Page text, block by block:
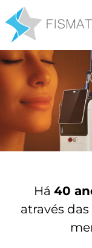
Há 40
através das